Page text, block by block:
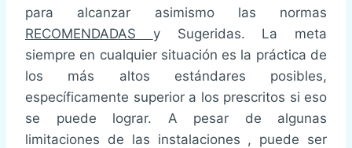
para alcanzar asimismo las normas
RECOMENDADAS y Sugeridas. La meta
siempre en cualquier situación es la práctica de
los más altos estándares posibles,
específicamente superior a los prescritos si eso
se puede lograr. A pesar de algunas
limitaciones de las instalaciones , puede ser